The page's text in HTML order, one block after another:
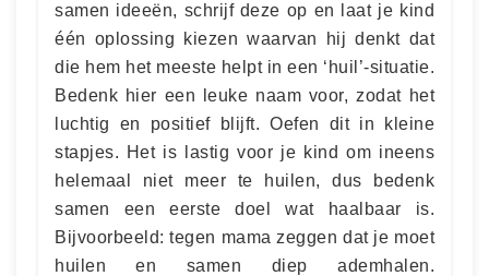
samen ideeën, schrijf deze op en laat je kind
één oplossing kiezen waarvan hij denkt dat
die hem het meeste helpt in een ‘huil’-situatie.
Bedenk hier een leuke naam voor, zodat het
luchtig en positief blijft. Oefen dit in kleine
stapjes. Het is lastig voor je kind om ineens
helemaal niet meer te huilen, dus bedenk
samen een eerste doel wat haalbaar is.
Bijvoorbeeld: tegen mama zeggen dat je moet
huilen en samen diep ademhalen.